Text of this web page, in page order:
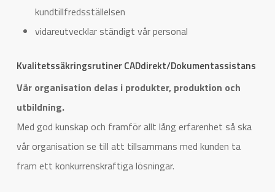
kundtillfredsställelsen
vidareutvecklar ständigt vår personal
Kvalitetssäkringsrutiner CADdirekt/Dokumentassistans
Vår organisation delas i produkter, produktion och
utbildning.
Med god kunskap och framför allt lång erfarenhet så ska
vår organisation se till att tillsammans med kunden ta
fram ett konkurrenskraftiga lösningar.